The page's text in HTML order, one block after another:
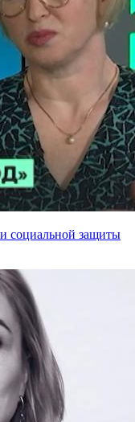
социальной защиты